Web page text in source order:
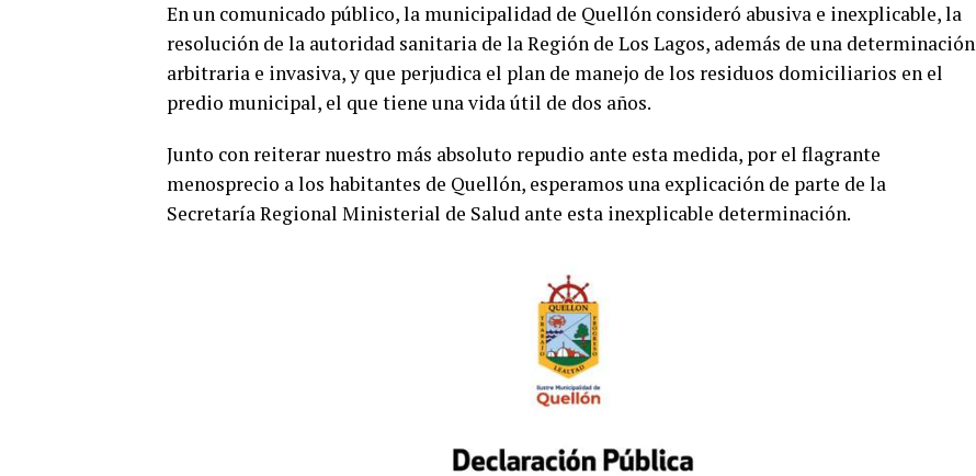
En un comunicado público, la municipalidad de Quellón consideró abusiva e inexplicable, la
resolución de la autoridad sanitaria de la Región de Los Lagos, además de una determinación
arbitraria e invasiva, y que perjudica el plan de manejo de los residuos domiciliarios en el
predio municipal, el que tiene una vida útil de dos años.
Junto con reiterar nuestro más absoluto repudio ante esta medida, por el flagrante
menosprecio a los habitantes de Quellón, esperamos una explicación de parte de la
Secretaría Regional Ministerial de Salud ante esta inexplicable determinación.